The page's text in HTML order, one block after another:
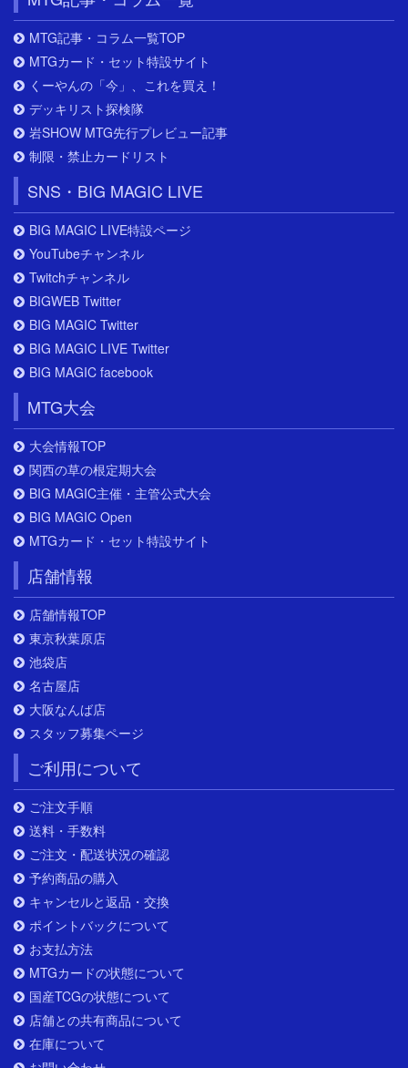
MTG記事・コラム一覧TOP
MTGカード・セット特設サイト
くーやんの「今」、これを買え！
デッキリスト探検隊
岩SHOW MTG先行プレビュー記事
制限・禁止カードリスト
SNS・BIG MAGIC LIVE
BIG MAGIC LIVE特設ページ
YouTubeチャンネル
Twitchチャンネル
BIGWEB Twitter
BIG MAGIC Twitter
BIG MAGIC LIVE Twitter
BIG MAGIC facebook
MTG大会
大会情報TOP
関西の草の根定期大会
BIG MAGIC主催・主管公式大会
BIG MAGIC Open
MTGカード・セット特設サイト
店舗情報
店舗情報TOP
東京秋葉原店
池袋店
名古屋店
大阪なんば店
スタッフ募集ページ
ご利用について
ご注文手順
送料・手数料
ご注文・配送状況の確認
予約商品の購入
キャンセルと返品・交換
ポイントバックについて
お支払方法
MTGカードの状態について
国産TCGの状態について
店舗との共有商品について
在庫について